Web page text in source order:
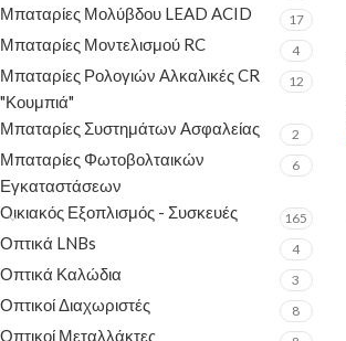
Μπαταρίες Μολύβδου LEAD ACID 17
Μπαταρίες Μοντελισμού RC 4
Μπαταρίες Ρολογιών Αλκαλικές CR
"Κουμπιά"
12
Μπαταρίες Συστημάτων Ασφαλείας 2
Μπαταρίες Φωτοβολταικών
Εγκαταστάσεων
6
Οικιακός Εξοπλισμός - Συσκευές 165
Οπτικά LNBs 4
Οπτικά Καλώδια 3
Οπτικοί Διαχωριστές 8
Οπτικοί Μεταλλάκτες